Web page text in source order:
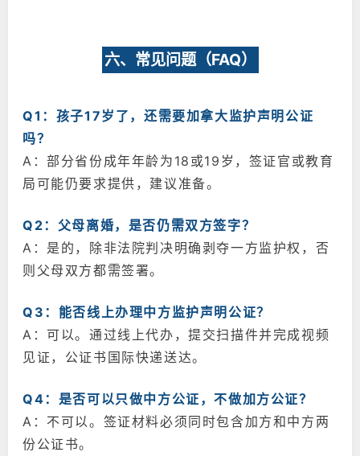
六、常见问题（FAQ）
Q1：孩子17岁了，还需要加拿大监护声明公证
吗？
A：部分省份成年年龄为18或19岁，签证官或教育
局可能仍要求提供，建议准备。
Q2：父母离婚，是否仍需双方签字？
A：是的，除非法院判决明确剥夺一方监护权，否
则父母双方都需签署。
Q3：能否线上办理中方监护声明公证？
A：可以。通过线上代办，提交扫描件并完成视频
见证，公证书国际快递送达。
Q4：是否可以只做中方公证，不做加方公证？
A：不可以。签证材料必须同时包含加方和中方两
份公证书。